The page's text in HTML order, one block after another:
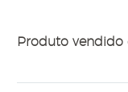
Produto vendido